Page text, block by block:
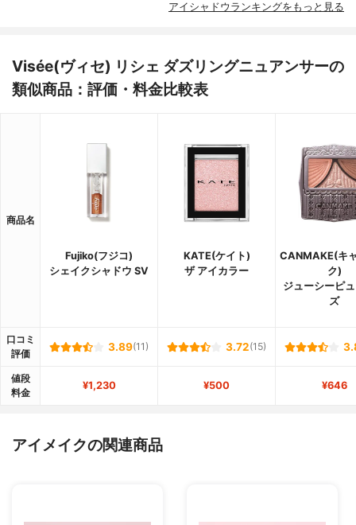
アイシャドウランキングをもっと見る
Visée(ヴィセ) リシェ ダズリングニュアンサーの
類似商品：評価・料金比較表
商品名
Fujiko(フジコ)
シェイクシャドウ SV
KATE(ケイト)
ザ アイカラー
CANMAKE(キ
ク)
ジューシーピ
ズ
口コミ
評価
3.89(11) 3.72(15)
値段
料金
¥1,230 ¥500 ¥646
アイメイクの関連商品